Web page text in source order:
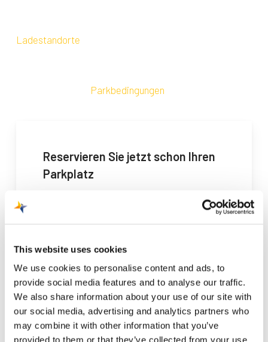
This website uses cookies
We use cookies to personalise content and ads, to
provide social media features and to analyse our traffic.
We also share information about your use of our site with
our social media, advertising and analytics partners who
may combine it with other information that you’ve
provided to them or that they’ve collected from your use
Ladestandorte
Parkbedingungen
Reservieren Sie jetzt schon Ihren
Parkplatz
Die schönsten Ziele
Bequem
Übersichtlich